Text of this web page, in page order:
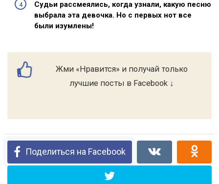
Судьи рассмеялись, когда узнали, какую песню
выбрала эта девочка. Но с первых нот все
были изумлены!
Жми «Нравится» и получай только
лучшие посты в Facebook ↓
Поделиться на Facebook